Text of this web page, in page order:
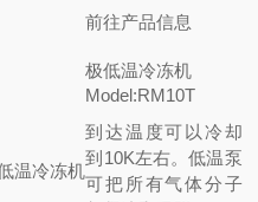
前往产品信息
极低温冷冻机
Model:RM10T
到达温度可以冷却
到10K左右。低温泵
可把所有气体分子